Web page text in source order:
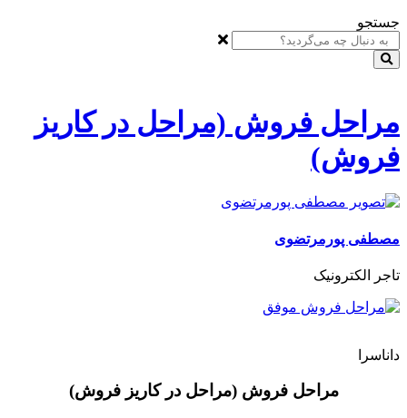
جستجو
مراحل فروش (مراحل در کاریز
فروش)
مصطفی پورمرتضوی
تاجر الکترونیک
داناسرا
مراحل فروش (مراحل در کاریز فروش)